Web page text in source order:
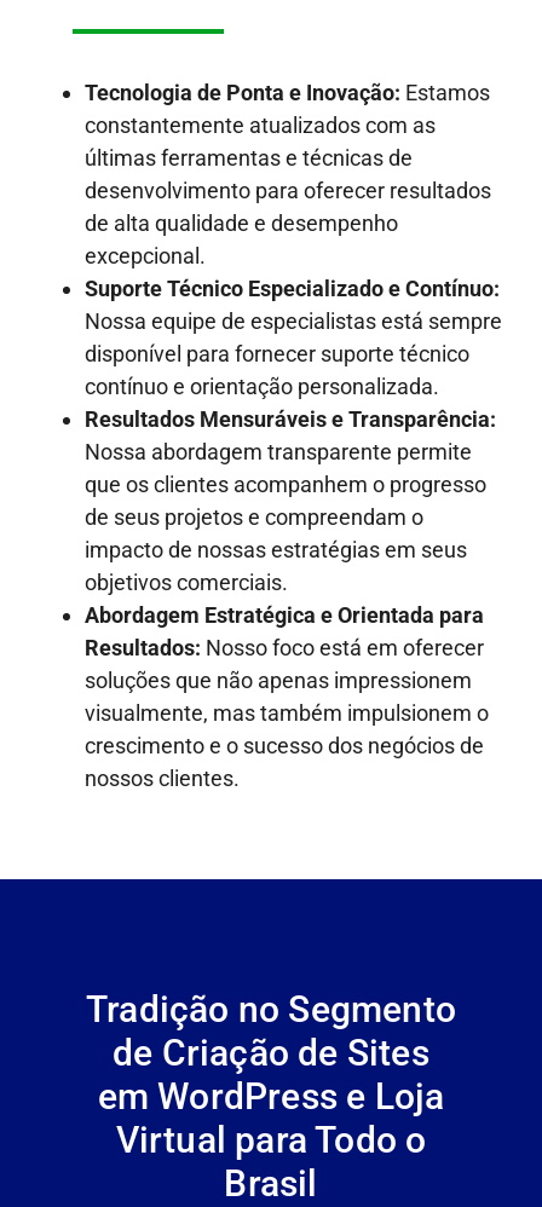
Tecnologia de Ponta e Inovação: Estamos
constantemente atualizados com as
últimas ferramentas e técnicas de
desenvolvimento para oferecer resultados
de alta qualidade e desempenho
excepcional.
Suporte Técnico Especializado e Contínuo:
Nossa equipe de especialistas está sempre
disponível para fornecer suporte técnico
contínuo e orientação personalizada.
Resultados Mensuráveis e Transparência:
Nossa abordagem transparente permite
que os clientes acompanhem o progresso
de seus projetos e compreendam o
impacto de nossas estratégias em seus
objetivos comerciais.
Abordagem Estratégica e Orientada para
Resultados: Nosso foco está em oferecer
soluções que não apenas impressionem
visualmente, mas também impulsionem o
crescimento e o sucesso dos negócios de
nossos clientes.
Tradição no Segmento
de Criação de Sites
em WordPress e Loja
Virtual para Todo o
Brasil